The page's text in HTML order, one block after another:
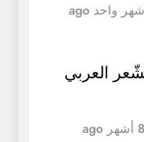
شهر واحد ago
العربي
8 أشهر ago